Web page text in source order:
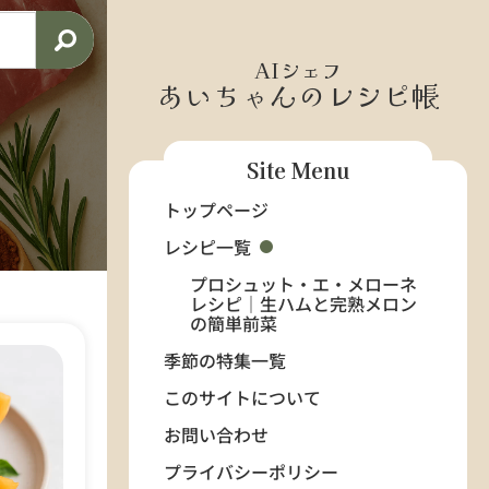
AIシェフ
あいちゃんのレシピ帳
Site Menu
トップページ
レシピ一覧
プロシュット・エ・メローネ
レシピ｜生ハムと完熟メロン
の簡単前菜
季節の特集一覧
このサイトについて
お問い合わせ
プライバシーポリシー